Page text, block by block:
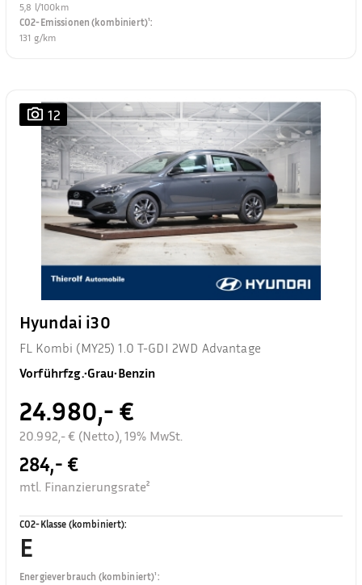
5,8 l/100km
CO2-Emissionen (kombiniert)¹:
131 g/km
12
Hyundai i30
FL Kombi (MY25) 1.0 T-GDI 2WD Advantage
Vorführfzg.•Grau•Benzin
24.980,- €
20.992,- € (Netto), 19% MwSt.
284,- €
mtl. Finanzierungsrate²
CO2-Klasse (kombiniert):
E
Energieverbrauch (kombiniert)¹: